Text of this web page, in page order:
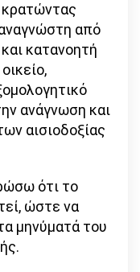
κρατώντας
από
κατανοητή
ανάγνωση και
αισιοδοξίας
ότι το
ώστε να
μηνύματά του